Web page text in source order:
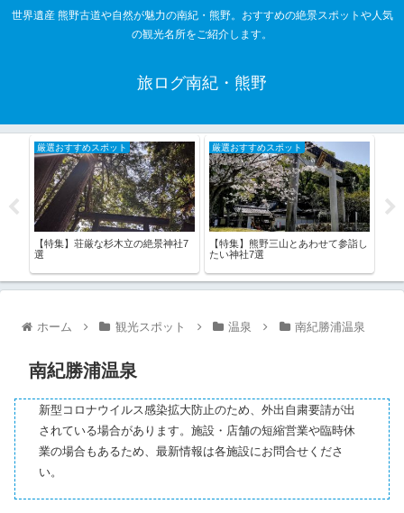
世界遺産 熊野古道や自然が魅力の南紀・熊野。おすすめの絶景スポットや人気
の観光名所をご紹介します。
旅ログ南紀・熊野
厳選おすすめスポット
【特集】荘厳な杉木立の絶景神社7
選
厳選おすすめスポット
【特集】熊野三山とあわせて参詣し
たい神社7選
ホーム 観光スポット 温泉 南紀勝浦温泉
南紀勝浦温泉
新型コロナウイルス感染拡大防止のため、外出自粛要請が出
されている場合があります。施設・店舗の短縮営業や臨時休
業の場合もあるため、最新情報は各施設にお問合せくださ
い。